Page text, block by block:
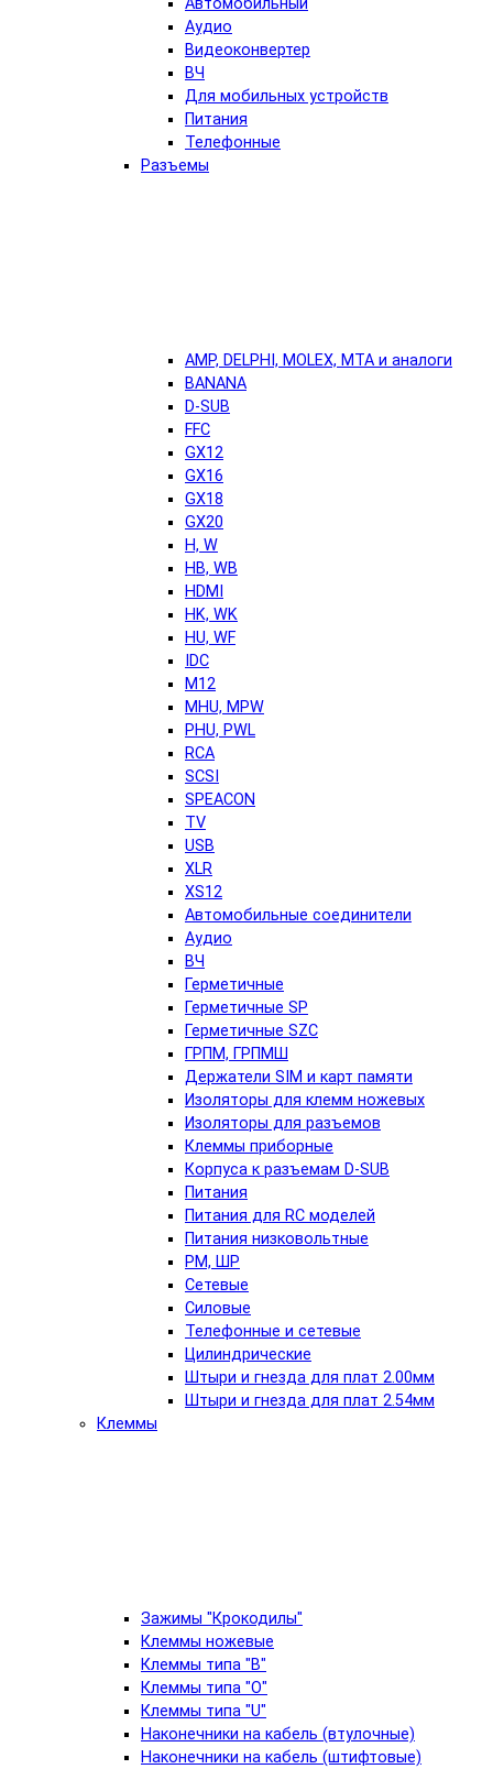
Автомобильный
Аудио
Видеоконвертер
ВЧ
Для мобильных устройств
Питания
Телефонные
Разъемы
AMP, DELPHI, MOLEX, MTA и аналоги
BANANA
D-SUB
FFC
GX12
GX16
GX18
GX20
H, W
HB, WB
HDMI
HK, WK
HU, WF
IDC
M12
MHU, MPW
PHU, PWL
RCA
SCSI
SPEACON
TV
USB
XLR
XS12
Автомобильные соединители
Аудио
ВЧ
Герметичные
Герметичные SP
Герметичные SZC
ГРПМ, ГРПМШ
Держатели SIM и карт памяти
Изоляторы для клемм ножевых
Изоляторы для разъемов
Клеммы приборные
Корпуса к разъемам D-SUB
Питания
Питания для RC моделей
Питания низковольтные
РМ, ШР
Сетевые
Силовые
Телефонные и сетевые
Цилиндрические
Штыри и гнезда для плат 2.00мм
Штыри и гнезда для плат 2.54мм
Клеммы
Зажимы "Крокодилы"
Клеммы ножевые
Клеммы типа "B"
Клеммы типа "O"
Клеммы типа "U"
Наконечники на кабель (втулочные)
Наконечники на кабель (штифтовые)